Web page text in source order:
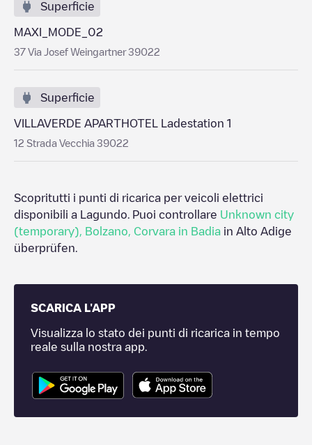
Superficie
MAXI_MODE_02
37 Via Josef Weingartner 39022
Superficie
VILLAVERDE APARTHOTEL Ladestation 1
12 Strada Vecchia 39022
Scopritutti i punti di ricarica per veicoli elettrici
disponibili a
Lagundo . Puoi controllare Unknown city
(temporary)
Bolzano Corvara in Badia in Alto Adige
überprüfen.
SCARICA L'APP
Visualizza lo stato dei punti di ricarica in tempo
reale sulla nostra app.